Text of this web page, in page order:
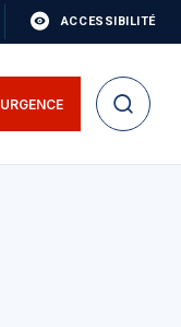
ACCESSIBILITÉ
URGENCE